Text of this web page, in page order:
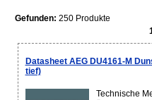
Gefunden: 250 Produkte
Datasheet AEG DU4161-M
tief)
Technische